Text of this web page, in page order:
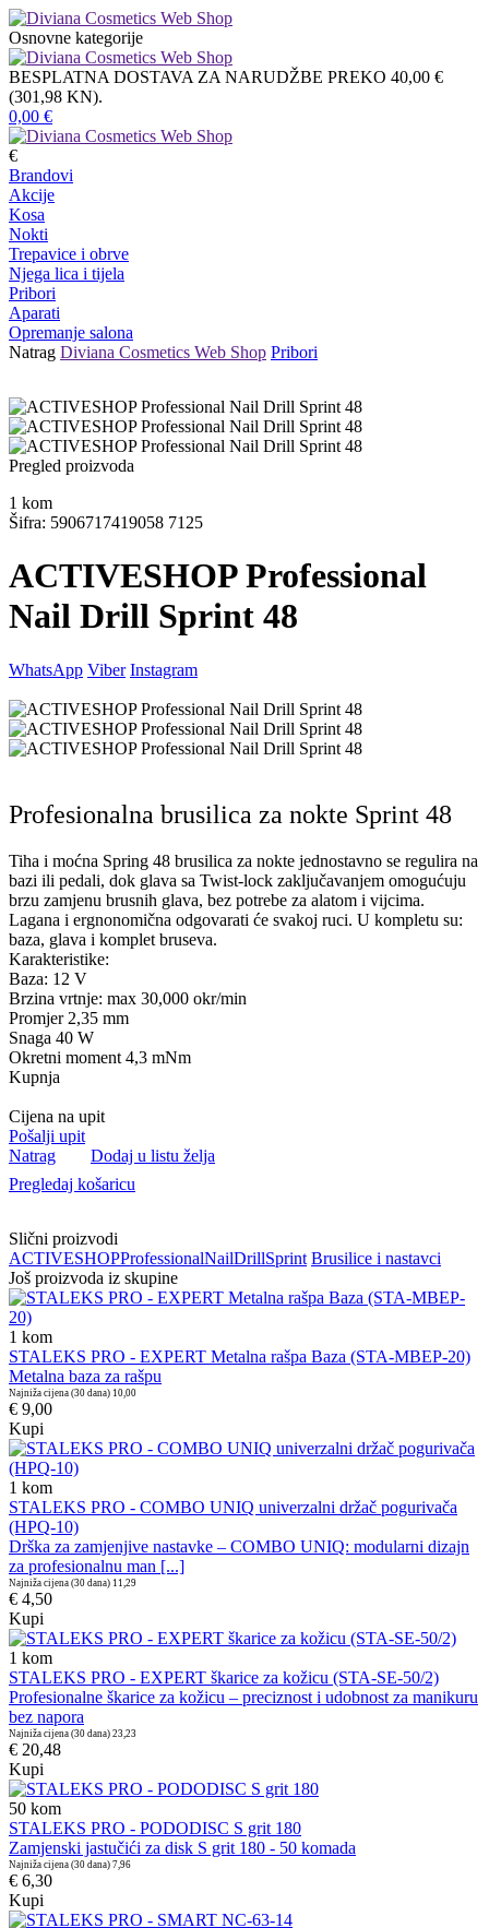
Osnovne kategorije
BESPLATNA DOSTAVA ZA NARUDŽBE PREKO 40,00 €
(301,98 KN).
0,00 €
€
Brandovi
Akcije
Kosa
Nokti
Trepavice i obrve
Njega lica i tijela
Pribori
Aparati
Opremanje salona
Natrag Diviana Cosmetics Web Shop Pribori
Pregled proizvoda
1 kom
Šifra: 5906717419058 7125
ACTIVESHOP Professional
Nail Drill Sprint 48
WhatsApp Viber Instagram
Profesionalna brusilica za nokte Sprint 48
Tiha i moćna Spring 48 brusilica za nokte jednostavno se regulira na
bazi ili pedali, dok glava sa Twist-lock zaključavanjem omogućuju
brzu zamjenu brusnih glava, bez potrebe za alatom i vijcima.
Lagana i ergnonomična odgovarati će svakoj ruci. U kompletu su:
baza, glava i komplet bruseva.
Karakteristike:
Baza: 12 V
Brzina vrtnje: max 30,000 okr/min
Promjer 2,35 mm
Snaga 40 W
Okretni moment 4,3 mNm
Kupnja
Cijena na upit
Pošalji upit
Natrag
Dodaj u listu želja
Pregledaj košaricu
Slični proizvodi
ACTIVESHOPProfessionalNailDrillSprint Brusilice i nastavci
Još proizvoda iz skupine
1 kom
STALEKS PRO - EXPERT Metalna rašpa Baza (STA-MBEP-20)
Metalna baza za rašpu
Najniža cijena (30 dana) 10,00
€ 9,00
Kupi
1 kom
STALEKS PRO - COMBO UNIQ univerzalni držač pogurivača
(HPQ-10)
Drška za zamjenjive nastavke – COMBO UNIQ: modularni dizajn
za profesionalnu man [...]
Najniža cijena (30 dana) 11,29
€ 4,50
Kupi
1 kom
STALEKS PRO - EXPERT škarice za kožicu (STA-SE-50/2)
Profesionalne škarice za kožicu – preciznost i udobnost za manikuru
bez napora
Najniža cijena (30 dana) 23,23
€ 20,48
Kupi
50 kom
STALEKS PRO - PODODISC S grit 180
Zamjenski jastučići za disk S grit 180 - 50 komada
Najniža cijena (30 dana) 7,96
€ 6,30
Kupi